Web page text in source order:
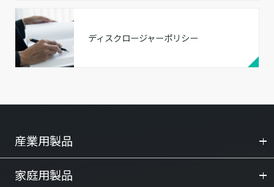
ディスクロージャーポリシー
産業用製品
家庭用製品